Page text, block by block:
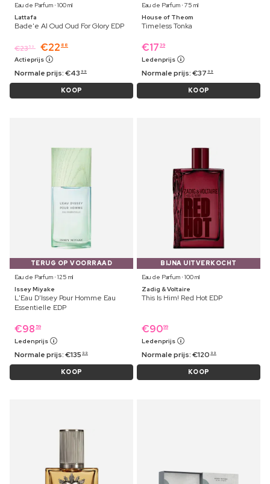
Eau de Parfum ⋅ 100 ml
Lattafa
Bade'e Al Oud Oud For Glory EDP
€2359 €22 88
Actieprijs
Normale prijs:€43 99
KOOP
Eau de Parfum ⋅ 75 ml
House of Theom
Timeless Tonka
€17 39
Ledenprijs
Normale prijs:€37 99
KOOP
TERUG OP VOORRAAD
Eau de Parfum ⋅ 125 ml
Issey Miyake
L'Eau D'Issey Pour Homme Eau
Essentielle EDP
€98 59
Ledenprijs
Normale prijs:€135 99
KOOP
BIJNA UITVERKOCHT
Eau de Parfum ⋅ 100 ml
Zadig & Voltaire
This Is Him! Red Hot EDP
€9099
Ledenprijs
Normale prijs:€120 99
KOOP